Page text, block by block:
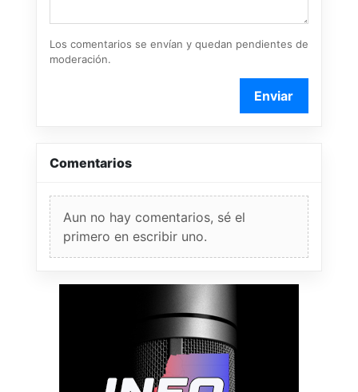
Los comentarios se envían y quedan pendientes de
moderación.
Enviar
Comentarios
Aun no hay comentarios, sé el
primero en escribir uno.